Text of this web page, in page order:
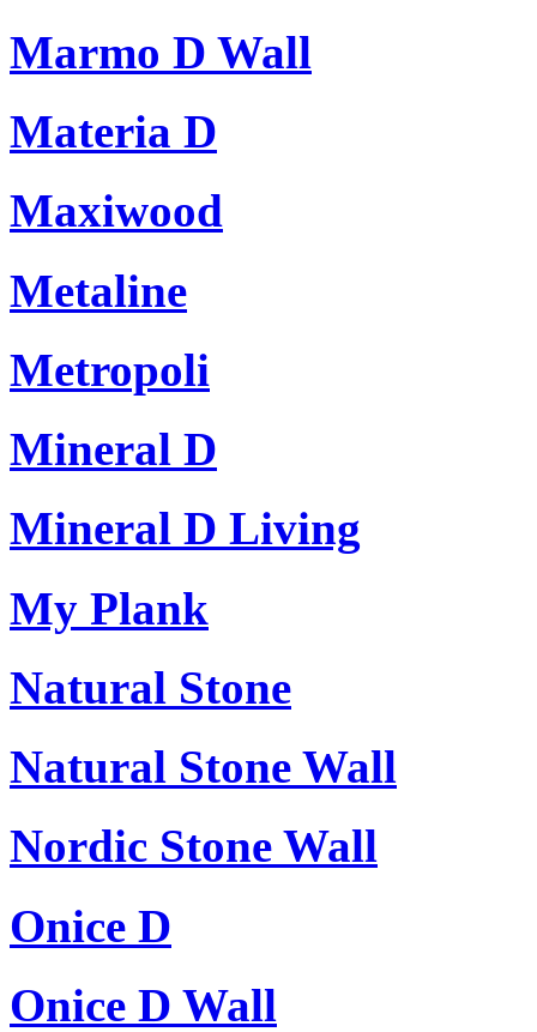
Marmo D Wall
Materia D
Maxiwood
Metaline
Metropoli
Mineral D
Mineral D Living
My Plank
Natural Stone
Natural Stone Wall
Nordic Stone Wall
Onice D
Onice D Wall